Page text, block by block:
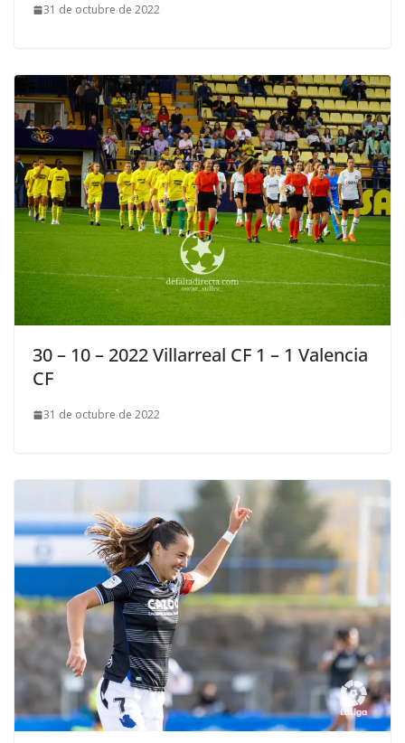
31 de octubre de 2022
30 – 10 – 2022 Villarreal CF 1 – 1 Valencia
CF
31 de octubre de 2022